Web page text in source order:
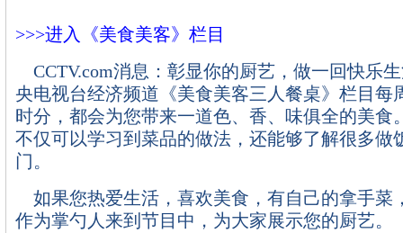
>>>进入《美食美客》栏目
CCTV.com消息：彰显你的厨艺，做一回快乐
央电视台经济频道《美食美客三人餐桌》栏目每
时分，都会为您带来一道色、香、味俱全的美食
不仅可以学习到菜品的做法，还能够了解很多做
门。
如果您热爱生活，喜欢美食，有自己的拿手菜
作为掌勺人来到节目中，为大家展示您的厨艺。